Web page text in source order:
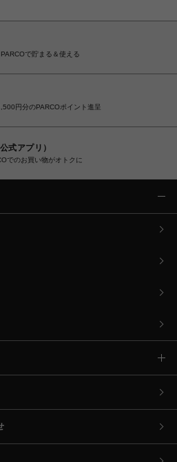
で貯まる＆使える
円分のPARCOポイント進呈
式アプリ）
でのお買い物がオトクに